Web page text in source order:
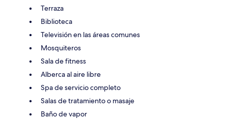
Terraza
Biblioteca
Televisión en las áreas comunes
Mosquiteros
Sala de fitness
Alberca al aire libre
Spa de servicio completo
Salas de tratamiento o masaje
Baño de vapor